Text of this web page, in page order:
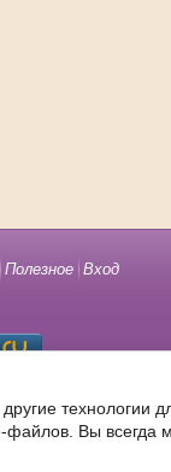
Полезное Вход
Вы всегда